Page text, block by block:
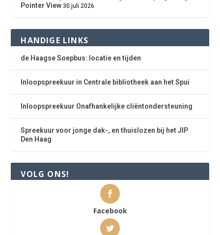
Pointer View 30 juli 2026
HANDIGE LINKS
de Haagse Soepbus: locatie en tijden
Inloopspreekuur in Centrale bibliotheek aan het Spui
Inloopspreekuur Onafhankelijke cliëntondersteuning
Spreekuur voor jonge dak-, en thuislozen bij het JIP
Den Haag
VOLG ONS!
Facebook